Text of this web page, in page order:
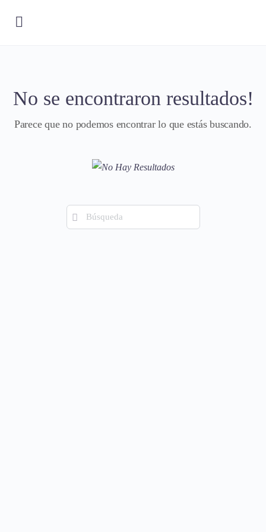
No se encontraron resultados!
Parece que no podemos encontrar lo que estás buscando.
Búsqueda
de: